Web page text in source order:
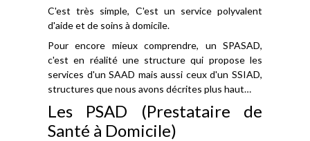
C'est très simple, C'est un service polyvalent
d'aide et de soins à domicile.
Pour encore mieux comprendre, un SPASAD,
c'est en réalité une structure qui propose les
services d'un SAAD mais aussi ceux d'un SSIAD,
structures que nous avons décrites plus haut…
Les PSAD (Prestataire de
Santé à Domicile)